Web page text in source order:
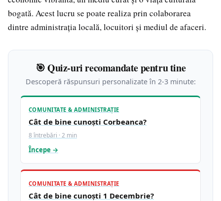
bogată. Acest lucru se poate realiza prin colaborarea
dintre administrația locală, locuitori și mediul de afaceri.
🎯 Quiz-uri recomandate pentru tine
Descoperă răspunsuri personalizate în 2-3 minute:
COMUNITATE & ADMINISTRAȚIE
Cât de bine cunoști Corbeanca?
8 întrebări · 2 min
Începe →
COMUNITATE & ADMINISTRAȚIE
Cât de bine cunoști 1 Decembrie?